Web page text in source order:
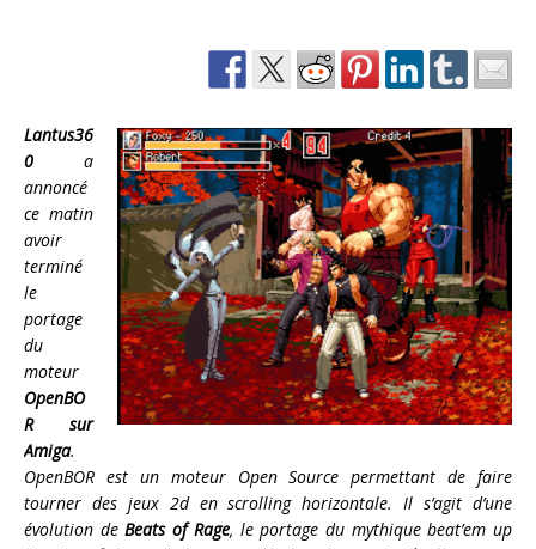
Lantus36
0 a
annoncé
ce matin
avoir
terminé
le
portage
du
moteur
OpenBO
R sur
Amiga.
OpenBOR est un moteur Open Source permettant de faire
tourner des jeux 2d en scrolling horizontale. Il s’agit d’une
évolution deBeats of Rage, le portage du mythique beat’em up